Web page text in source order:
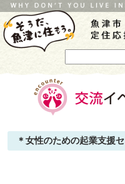
＊女性のための起業支援